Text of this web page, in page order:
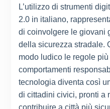
L’utilizzo di strumenti
2.0 in italiano,
di coinvolgere le giovani
della sicurezza stradale.
modo ludico le regole
comportamenti
tecnologia diventa così
di cittadini civici, pronti a